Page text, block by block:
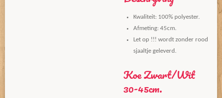
Kwaliteit: 100% polyester.
Afmeting: 45cm.
Let op !!! wordt zonder rood
sjaaltje geleverd.
Koe Zwart/Wit
30-45cm.